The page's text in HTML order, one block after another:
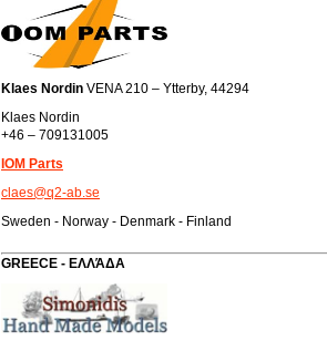
Klaes Nordin VENA 210 – Ytterby, 44294
Klaes Nordin
+46 – 709131005
IOM Parts
claes@q2-ab.se
Sweden - Norway - Denmark - Finland
GREECE - ΕΛΛΆΔΑ